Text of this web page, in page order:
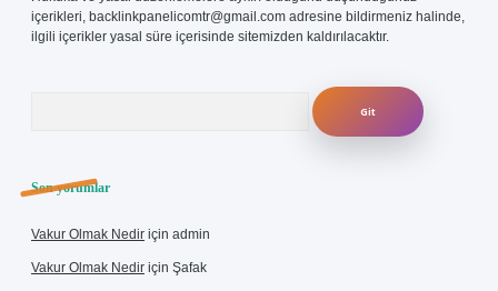
içerikleri, backlinkpanelicomtr@gmail.com adresine bildirmeniz halinde,
ilgili içerikler yasal süre içerisinde sitemizden kaldırılacaktır.
Son yorumlar
Vakur Olmak Nedir için admin
Vakur Olmak Nedir için Şafak